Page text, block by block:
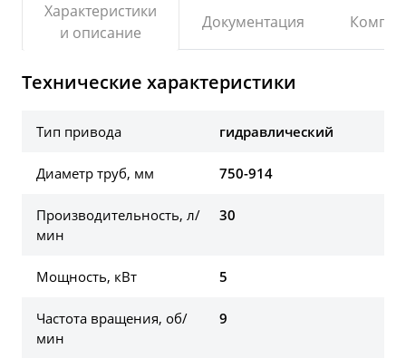
Характеристики
и описание
Документация
Технические характеристики
Тип привода гидравлический
Диаметр труб, мм 750-914
Производительность, л/
мин
30
Мощность, кВт 5
Частота вращения, об/
мин
9